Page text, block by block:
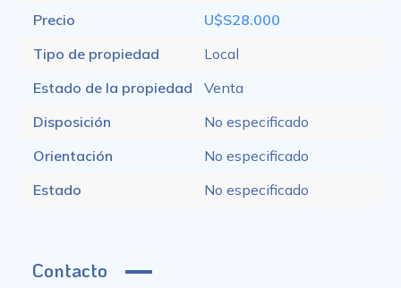
Precio
U$S28.000
Tipo de propiedad
Local
Estado de la propiedad
Venta
Disposición
No especificado
Orientación
No especificado
Estado
No especificado
Contacto